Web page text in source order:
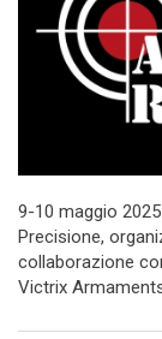
9-10 maggio
Precisione,
collaborazione
Victrix